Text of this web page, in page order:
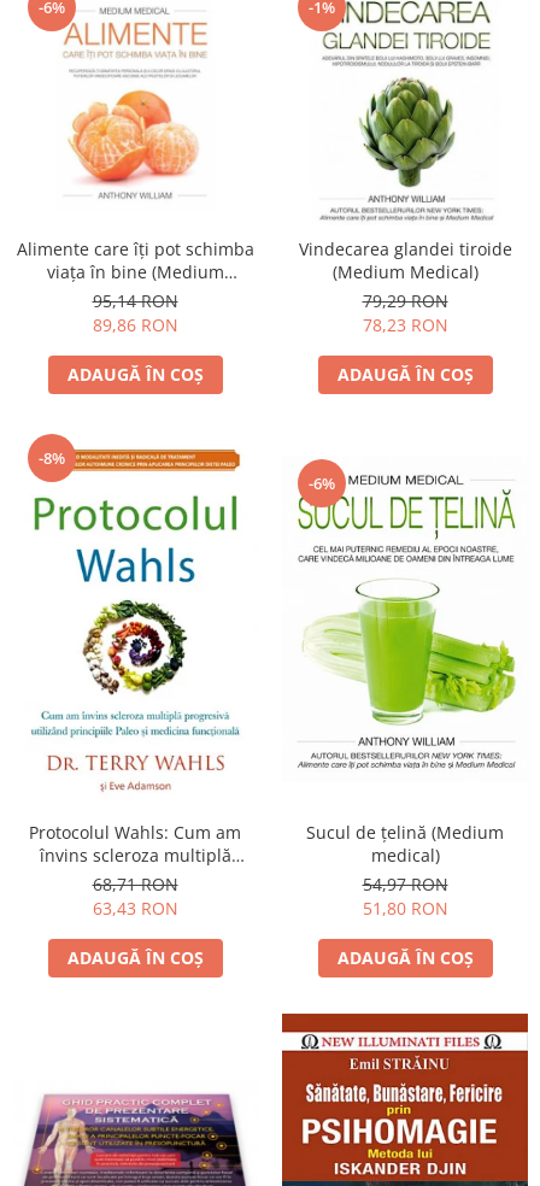
-6%
Alimente care îţi pot schimba
viaţa în bine (Medium
medical)
95,14 RON
89,86 RON
ADAUGĂ ÎN COȘ
-1%
Vindecarea glandei tiroide
(Medium Medical)
79,29 RON
78,23 RON
ADAUGĂ ÎN COȘ
-8%
Protocolul Wahls: Cum am
învins scleroza multiplă
progresivă utilizând
principiile Paleo şi medicina
funcţională
68,71 RON
63,43 RON
ADAUGĂ ÎN COȘ
-6%
Sucul de ţelină (Medium
medical)
54,97 RON
51,80 RON
ADAUGĂ ÎN COȘ